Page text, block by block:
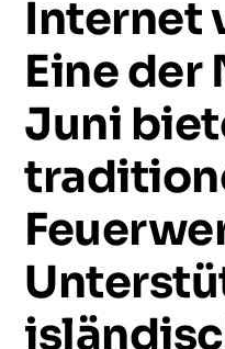
Internet
Eineder
Juni